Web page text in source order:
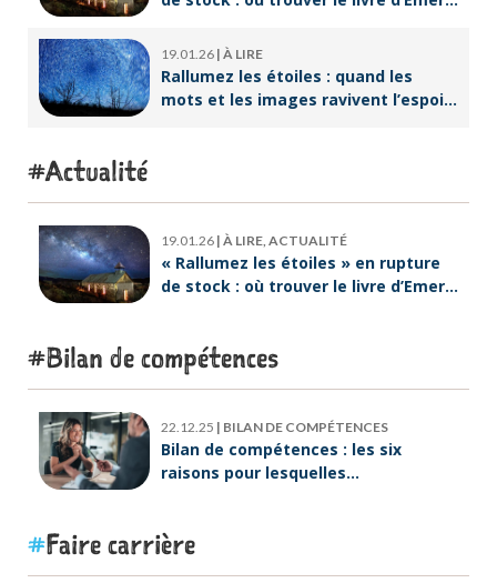
19.01.26 | À LIRE
Rallumez les étoiles : quand les
mots et les images ravivent l’espoir
Actualité
19.01.26 | À LIRE, ACTUALITÉ
« Rallumez les étoiles » en rupture
de stock : où trouver le livre d’Emeric
Bilan de compétences
22.12.25 | BILAN DE COMPÉTENCES
Bilan de compétences : les six
raisons pour lesquelles
Faire carrière